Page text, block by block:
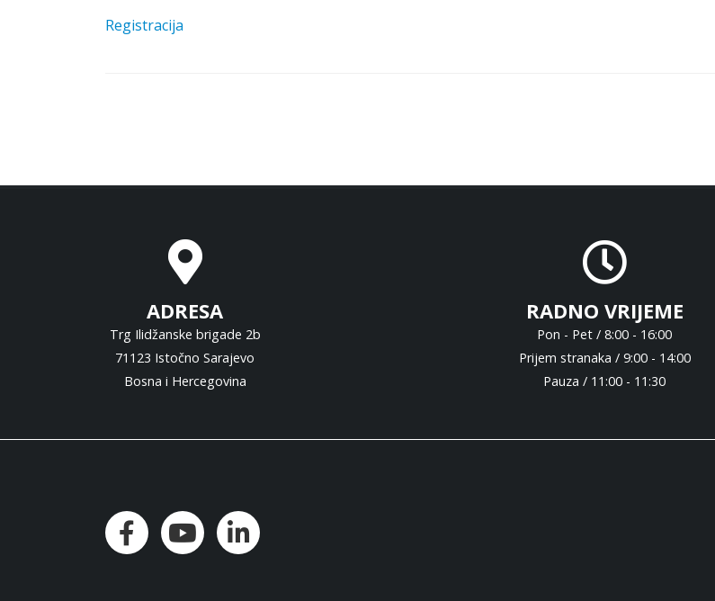
Registracija
ADRESA
Trg Ilidžanske brigade 2b
71123 Istočno Sarajevo
Bosna i Hercegovina
RADNO VRIJEME
Pon - Pet / 8:00 - 16:00
Prijem stranaka / 9:00 - 14:00
Pauza / 11:00 - 11:30